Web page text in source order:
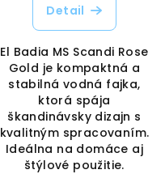
Detail
El Badia MS Scandi Rose
Gold je kompaktná a
stabilná vodná fajka,
ktorá spája
škandinávsky dizajn s
kvalitným spracovaním.
Ideálna na domáce aj
štýlové použitie.